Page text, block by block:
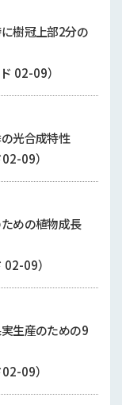
に樹冠上部2分の
02-09）
の光合成特性
09）
ための植物成長
09）
実生産のための9
09）